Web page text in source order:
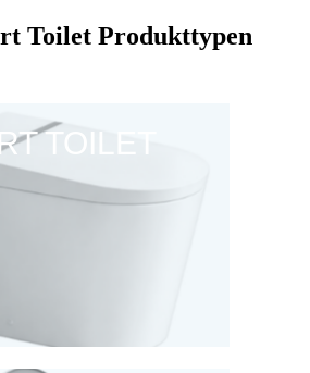
Toilet Produkttypen
TOILET